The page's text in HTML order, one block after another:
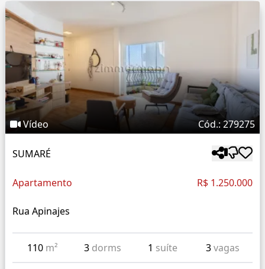
Vídeo Cód.: 279275
SUMARÉ
Apartamento R$ 1.250.000
Rua Apinajes
110 m² 3 dorms 1 suíte 3vagas